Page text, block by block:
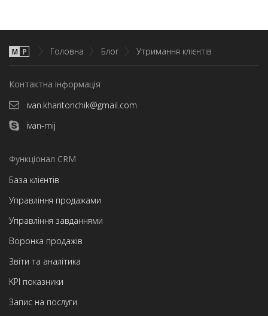
М P Головна Блог Утримання клієнтів
Контактна інформація
ivan.kharitonchik@gmail.com
ivan-mij
Функціонал CRM
База клієнтів
Управління продажами
Управління завданнями
Воронка продажів
Звіти та аналітика
KPI показники
Запис на послуги